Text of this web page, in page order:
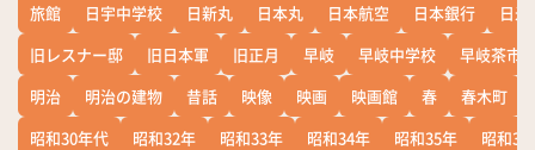
旅館
日宇中学校 日新丸 日本丸 日本航空 日本銀行
日
旧レスナー邸
旧日本軍 旧正月 早岐 早岐中学校
早岐茶市
明治
明治の建物 昔話 映像 映画 映画館 春 春木町
昭和30年代
昭和32年 昭和33年 昭和34年 昭和35年
昭和36